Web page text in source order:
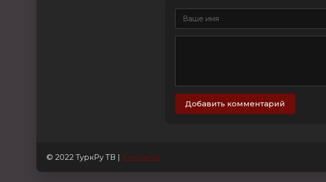
Добавить комментарий
© 2022 ТуркРу ТВ | Контакты